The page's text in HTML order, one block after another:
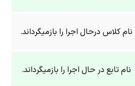
نام کلاس درحال اجرا را بازمیگرداند.
نام تابع در حال اجرا را بازمیگرداند.